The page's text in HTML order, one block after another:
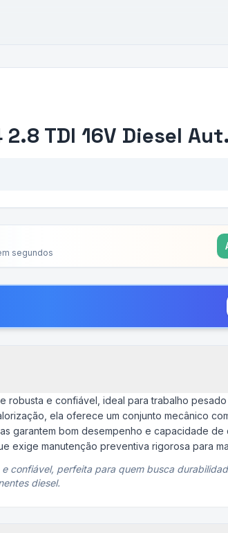
2.8 TDI 16V Diesel Aut.
segundos
robusta e confiável, ideal para trabalho
ela oferece um conjunto mecânico
garantem bom desempenho e capacidade de
exige manutenção preventiva rigorosa para
confiável, perfeita para quem busca
diesel.